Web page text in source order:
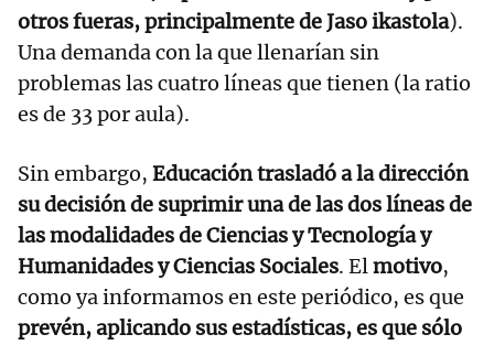
otros fueras, principalmente de Jaso ikastola).
Una demanda con la que llenarían sin
problemas las cuatro líneas que tienen (la ratio
es de 33 por aula).
Sin embargo, Educación trasladó a la dirección
su decisión de suprimir una de las dos líneas de
las modalidades de Ciencias y Tecnología y
Humanidades y Ciencias Sociales. Elmotivo,
como ya informamos en este periódico, es que
prevén, aplicando sus estadísticas, es que sólo